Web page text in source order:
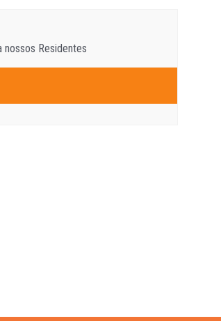
nossos Residentes